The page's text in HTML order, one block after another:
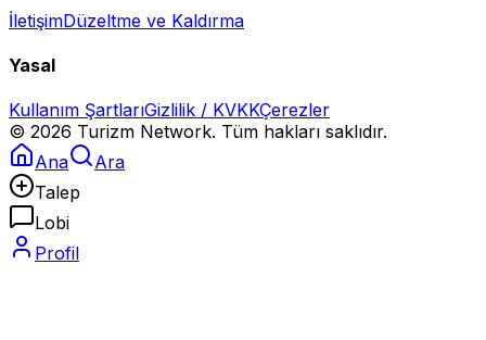
İletişimDüzeltme ve Kaldırma
Yasal
Kullanım ŞartlarıGizlilik / KVKKÇerezler
© 2026 Turizm Network. Tüm hakları saklıdır.
Ana
Ara
Talep
Lobi
Profil